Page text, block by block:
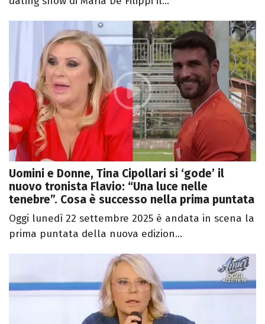
Uomini e Donne, Tina Cipollari si ‘gode’ il
nuovo tronista Flavio: “Una luce nelle
tenebre”. Cosa è successo nella prima puntata
Oggi lunedì 22 settembre 2025 è andata in scena la
prima puntata della nuova edizion...